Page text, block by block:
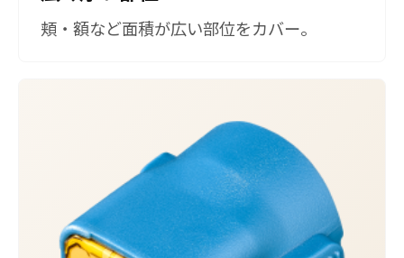
頬・額など面積が広い部位をカバー。